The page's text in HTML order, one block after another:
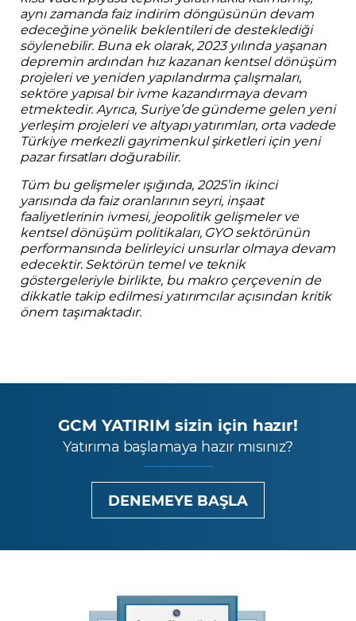
aynı zamanda faiz indirim döngüsünün devam
edeceğine yönelik beklentileri de desteklediği
söylenebilir. Buna ek olarak, 2023 yılında yaşanan
depremin ardından hız kazanan kentsel dönüşüm
projeleri ve yeniden yapılandırma çalışmaları,
sektöre yapısal bir ivme kazandırmaya devam
etmektedir. Ayrıca, Suriye’de gündeme gelen yeni
yerleşim projeleri ve altyapı yatırımları, orta vadede
Türkiye merkezli gayrimenkul şirketleri için yeni
pazar fırsatları doğurabilir.
Tüm bu gelişmeler ışığında, 2025’in ikinci
yarısında da faiz oranlarının seyri, inşaat
faaliyetlerinin ivmesi, jeopolitik gelişmeler ve
kentsel dönüşüm politikaları, GYO sektörünün
performansında belirleyici unsurlar olmaya devam
edecektir. Sektörün temel ve teknik
göstergeleriyle birlikte, bu makro çerçevenin de
dikkatle takip edilmesi yatırımcılar açısından kritik
önem taşımaktadır.
GCM YATIRIM sizin için hazır!
Yatırıma başlamaya hazır mısınız?
DENEMEYE BAŞLA